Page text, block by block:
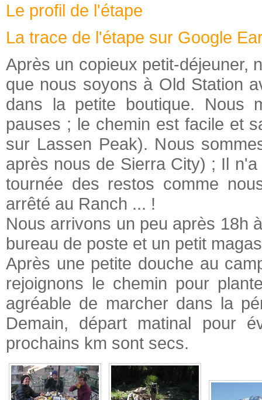
Le profil de l'étape
La trace de l'étape sur Google
Après un copieux petit-déjeuner,
que nous soyons à Old Station
dans la petite boutique. Nous
pauses ; le chemin est facile et
sur Lassen Peak). Nous
après nous de Sierra City) ; Il
tournée des restos comme
arrêté au Ranch ... !
Nous arrivons un peu après 18h
bureau de poste et un petit
Après une petite douche au
rejoignons le chemin pour
agréable de marcher dans la
Demain, départ matinal pour
prochains km sont secs.